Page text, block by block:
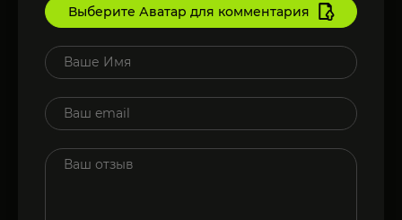
Выберите Аватар для комментария